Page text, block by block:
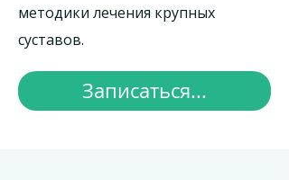
методики лечения крупных
суставов.
Записаться...